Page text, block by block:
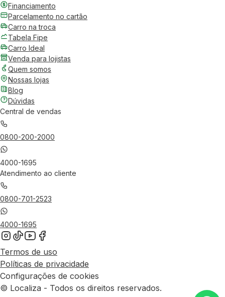
Financiamento
Parcelamento no cartão
Carro na troca
Tabela Fipe
Carro Ideal
Venda para lojistas
Quem somos
Nossas lojas
Blog
Dúvidas
Central de vendas
0800-200-2000
4000-1695
Atendimento ao cliente
0800-701-2523
4000-1695
Termos de uso
Políticas de privacidade
Configurações de cookies
© Localiza - Todos os direitos reservados.